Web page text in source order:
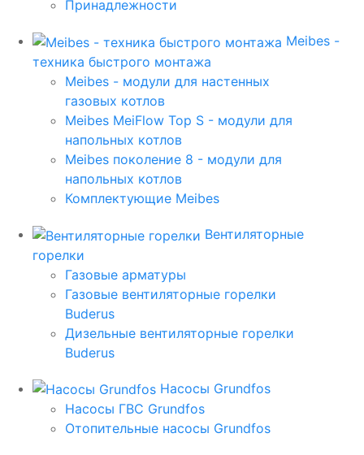
Принадлежности
Meibes -
техника быстрого монтажа
Meibes - модули для настенных
газовых котлов
Meibes MeiFlow Top S - модули для
напольных котлов
Meibes поколение 8 - модули для
напольных котлов
Комплектующие Meibes
Вентиляторные
горелки
Газовые арматуры
Газовые вентиляторные горелки
Buderus
Дизельные вентиляторные горелки
Buderus
Насосы Grundfos
Насосы ГВС Grundfos
Отопительные насосы Grundfos